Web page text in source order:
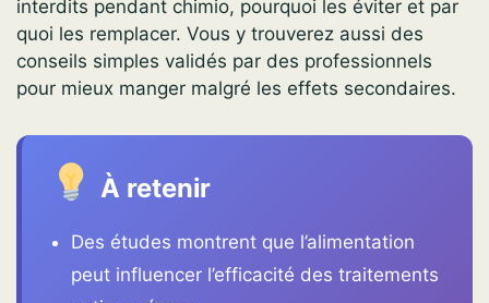
interdits pendant chimio, pourquoi les éviter et par
quoi les remplacer. Vous y trouverez aussi des
conseils simples validés par des professionnels
pour mieux manger malgré les effets secondaires.
À retenir
Des études montrent que l’alimentation
peut influencer l’efficacité des traitements